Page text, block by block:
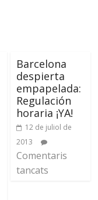
Barcelona
despierta
empapelada:
Regulación
horaria ¡YA!
12 de juliol de
2013
Comentaris
tancats